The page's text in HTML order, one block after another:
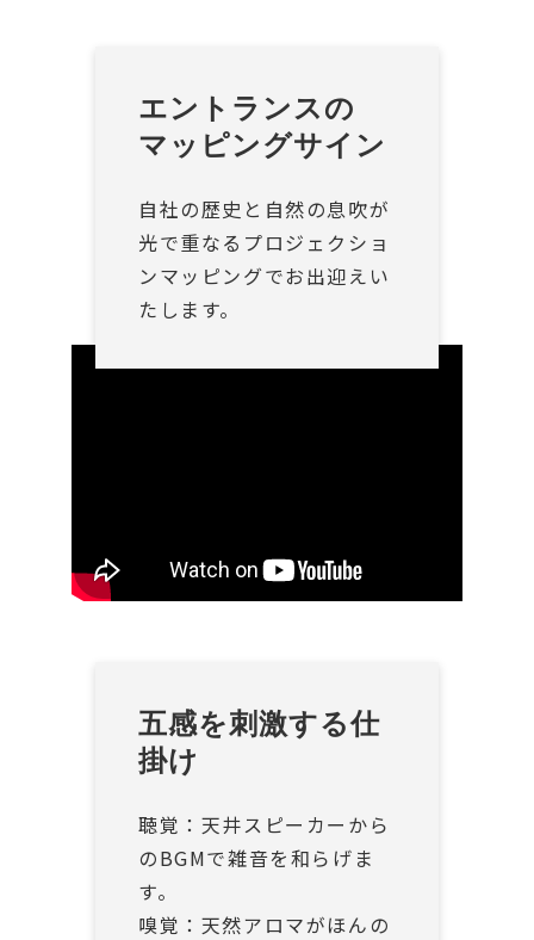
エントランスの
マッピングサイン
自社の歴史と自然の息吹が
光で重なるプロジェクショ
ンマッピングでお出迎えい
たします。
五感を刺激する仕
掛け
聴覚：天井スピーカーから
のBGMで雑音を和らげま
す。
嗅覚：天然アロマがほんの